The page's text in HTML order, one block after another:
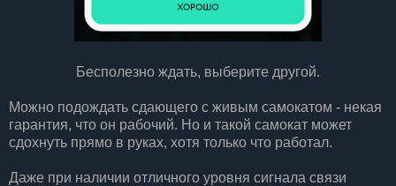
Бесполезно ждать, выберите другой.
Можно подождать сдающего с живым самокатом - некая
гарантия, что он рабочий. Но и такой самокат может
сдохнуть прямо в руках, хотя только что работал.
Даже при наличии отличного уровня сигнала связи